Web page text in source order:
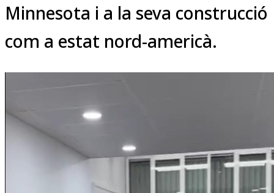
Minnesota i a la seva construcció
com a estat nord-americà.